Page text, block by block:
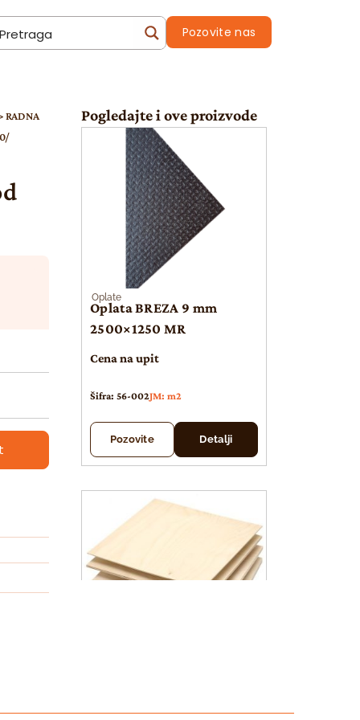
Pozovite nas
RADNA
Pogledajte i ove proizvode
Oplate
Oplata BREZA 9 mm
2500×1250 MR
Cena na upit
Šifra: 56-002JM: m2
Pozovite Detalji
-exterior E-1 sert.CARB